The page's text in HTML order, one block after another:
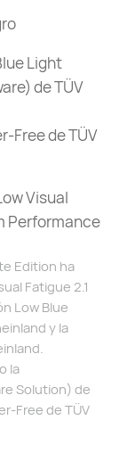
Light
de TÜV
Free de TÜV
Visual
Performance
Edition ha
Fatigue 2.1
Low Blue
y la
la
Solution) de
Free de TÜV